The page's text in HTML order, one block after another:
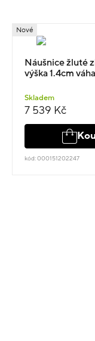
Nové
Náušnice žluté
výška 1.4cm
Skladem
7 539 Kč
kód: 000151202247